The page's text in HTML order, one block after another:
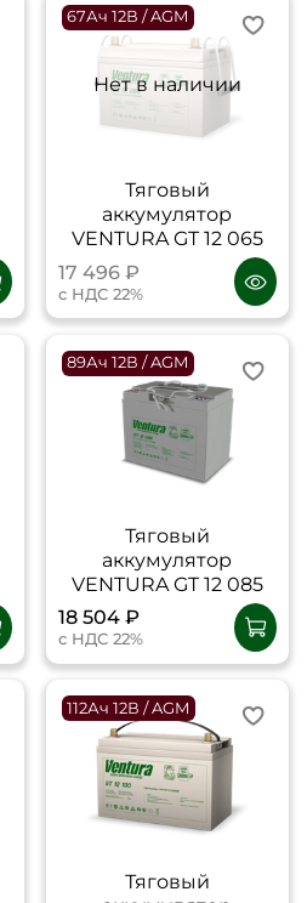
Нет в наличии
67Ач 12В / AGM
Тяговый
аккумулятор
VENTURA GT 12 065
17 496 ₽
с НДС 22%
89Ач 12В / AGM
Тяговый
аккумулятор
VENTURA GT 12 085
18 504 ₽
с НДС 22%
112Ач 12В / AGM
Тяговый